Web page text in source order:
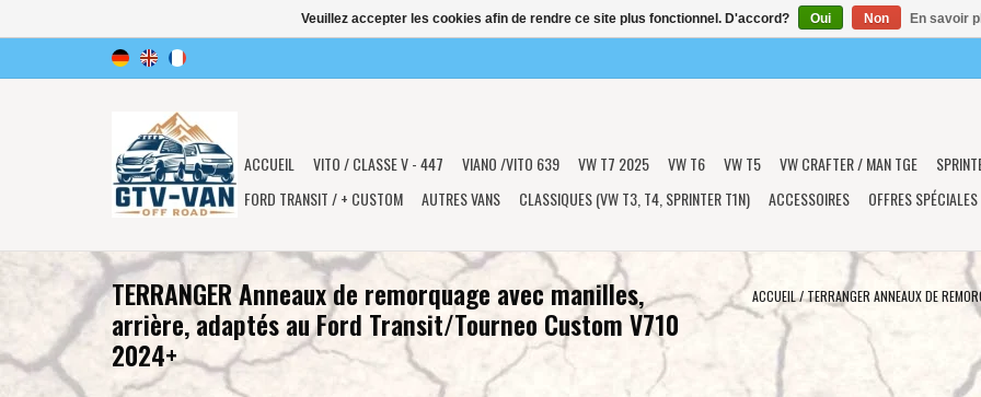
ACCUEIL VITO / CLASSE V - 447 VIANO /VITO 639 VW T7 2025 VW T6 VW T5 VW CRAFTER / MAN TGE
FORD TRANSIT / + CUSTOM
AUTRES VANS CLASSIQUES (VW T3, T4, SPRINTER T1N) ACCESSOIRES OFFRES SPÉCIALES
TERRANGER Anneaux de remorquage avec manilles,
arrière, adaptés au Ford Transit/Tourneo Custom V710
2024+
ACCUEIL/TERRANGER ANNEAUX DE
Veuillez accepter les cookies afin de rendre ce site plus fonctionnel. D'accord? Oui Non En savoir